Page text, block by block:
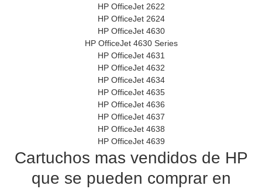
HP OfficeJet 2622
HP OfficeJet 2624
HP OfficeJet 4630
HP OfficeJet 4630 Series
HP OfficeJet 4631
HP OfficeJet 4632
HP OfficeJet 4634
HP OfficeJet 4635
HP OfficeJet 4636
HP OfficeJet 4637
HP OfficeJet 4638
HP OfficeJet 4639
Cartuchos mas vendidos de HP
que se pueden comprar en